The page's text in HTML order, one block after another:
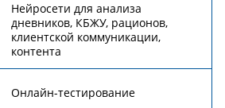
Нейросети для анализа
дневников, КБЖУ, рационов,
клиентской коммуникации,
контента
Онлайн-тестирование